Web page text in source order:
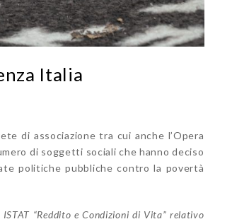
Italia
di associazione tra cui anche l’Opera
di soggetti sociali che hanno deciso
politiche pubbliche contro la povertà
“Reddito e Condizioni di Vita” relativo